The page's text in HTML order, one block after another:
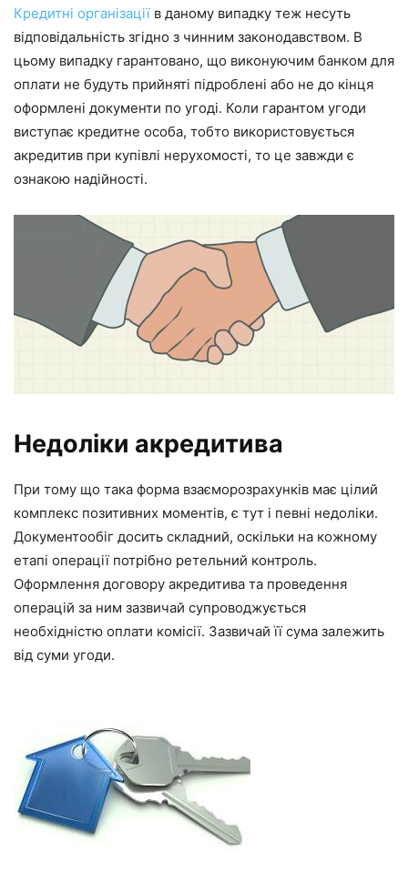
Кредитні організації в даному випадку теж несуть
відповідальність згідно з чинним законодавством. В
цьому випадку гарантовано, що виконуючим банком для
оплати не будуть прийняті підроблені або не до кінця
оформлені документи по угоді. Коли гарантом угоди
виступає кредитне особа, тобто використовується
акредитив при купівлі нерухомості, то це завжди є
ознакою надійності.
Недоліки акредитива
При тому що така форма взаєморозрахунків має цілий
комплекс позитивних моментів, є тут і певні недоліки.
Документообіг досить складний, оскільки на кожному
етапі операції потрібно ретельний контроль.
Оформлення договору акредитива та проведення
операцій за ним зазвичай супроводжується
необхідністю оплати комісії. Зазвичай її сума залежить
від суми угоди.